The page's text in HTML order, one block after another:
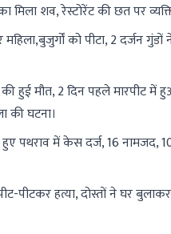
शव, रेस्टोरेंट की छत पर
को पीटा, 2 दर्जन
हुई मौत, 2 दिन पहले मारपीट में
की घटना।
पथराव में केस दर्ज, 16 नामजद,
पीटकर हत्या, दोस्तों ने घर